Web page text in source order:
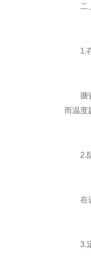
二、
1.存
搪瓷
而温度
2.防
在设
3.定